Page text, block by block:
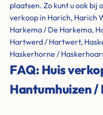
plaatsen. Zo kunt u ook bij
verkoop in Harich, Harich
Harkema / De Harkema,
Hartwerd / Hartwert,
Haskerhorne /
FAQ: Huis
Hantumhuizen /